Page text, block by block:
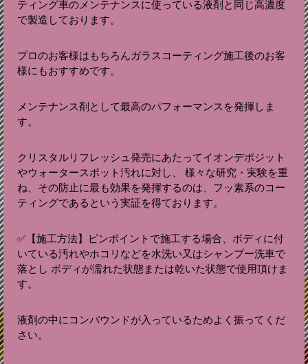
ティング車のメンテナンスに使っている液剤と同じ高濃度
で製造しております。
プロのお客様はもちろんガラスコーティング施工後のお客
様にもおすすめです。
メンテナンス剤として最高のパフォーマンスを発揮しま
す。
クリスタルリフレッシュ発売にあたってイオンデポジット
やウォータースポット汚れに対し、 様々な研究・実験を重
ね、その防止に最も効果を発揮するのは、フッ素系のコー
ティングであるという実証を得ております。
✅【施工方法】ピンポイントで施工する場合、ボディに付
いている汚れやホコリなどを水洗い又はシャンプー洗車で
落とし ボディが濡れた状態または乾いた状態で使用頂けま
す。
液剤の中にコンパウンドが入っているためよく振ってくだ
さい。